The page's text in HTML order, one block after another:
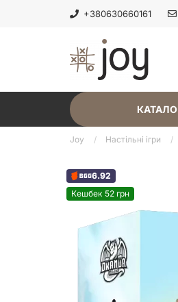
+380630660161
Joy Настільні ігри
6.92
Кешбек 52 грн